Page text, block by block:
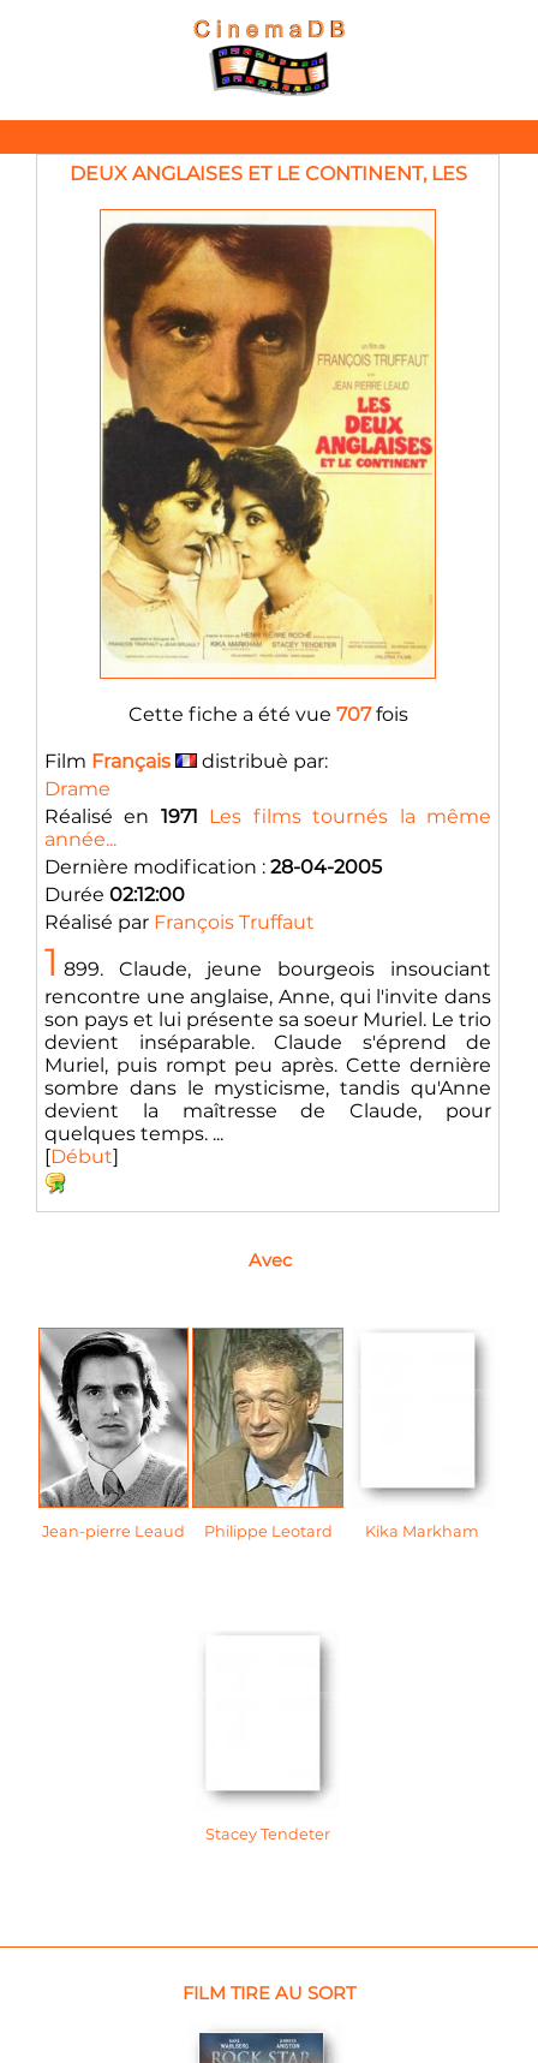
DEUX ANGLAISES ET LE CONTINENT, LES
Cette fiche a été vue 707fois
Film Français
distribuè par:
Drame
Réalisé en 1971 Les films tournés la même
année...
Dernière modification : 28-04-2005
Durée 02:12:00
Réalisé par François Truffaut
1 899. Claude, jeune bourgeois insouciant
rencontre une anglaise, Anne, qui l'invite dans
son pays et lui présente sa soeur Muriel. Le trio
devient inséparable. Claude s'éprend de
Muriel, puis rompt peu après. Cette dernière
sombre dans le mysticisme, tandis qu'Anne
devient la maîtresse de Claude, pour
quelques temps. ...
[Début]
Avec
Jean-pierre Leaud Philippe Leotard Kika Markham
Stacey Tendeter
FILM TIRE AU SORT